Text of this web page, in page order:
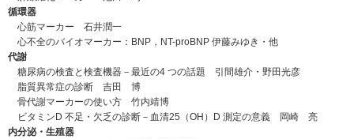
循環器
心筋マーカー 石井潤一
心不全のバイオマーカー：BNP，NT-proBNP 伊藤みゆき・他
代謝
糖尿病の検査と検査機器－最近の4 つの話題 引間雄介・野田光彦
脂質異常症の診断 吉田 博
骨代謝マーカーの使い方 竹内靖博
ビタミンD 不足・欠乏の診断－血清25（OH）D 測定の意義 岡崎 亮
内分泌・生殖器